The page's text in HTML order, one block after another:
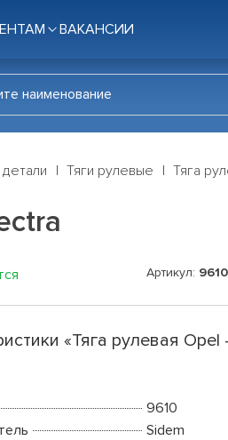
ВАКАНСИИ
Тяги рулевые Тяга
Артикул: 9610
«Тяга рулевая Opel
9610
Sidem